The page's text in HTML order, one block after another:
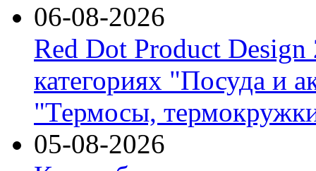
06-08-2026
Red Dot Product Design
категориях "Посуда и
"Термосы,
05-08-2026